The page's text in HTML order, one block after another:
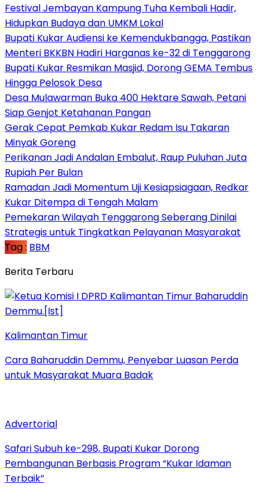
Festival Jembayan Kampung Tuha Kembali Hadir,
Hidupkan Budaya dan UMKM Lokal
Bupati Kukar Audiensi ke Kemendukbangga, Pastikan
Menteri BKKBN Hadiri Harganas ke-32 di Tenggarong
Bupati Kukar Resmikan Masjid, Dorong GEMA Tembus
Hingga Pelosok Desa
Desa Mulawarman Buka 400 Hektare Sawah, Petani
Siap Genjot Ketahanan Pangan
Gerak Cepat Pemkab Kukar Redam Isu Takaran
Minyak Goreng
Perikanan Jadi Andalan Embalut, Raup Puluhan Juta
Rupiah Per Bulan
Ramadan Jadi Momentum Uji Kesiapsiagaan, Redkar
Kukar Ditempa di Tengah Malam
Pemekaran Wilayah Tenggarong Seberang Dinilai
Strategis untuk Tingkatkan Pelayanan Masyarakat
Tag : BBM
Berita Terbaru
Kalimantan Timur
Cara Baharuddin Demmu, Penyebar Luasan Perda
untuk Masyarakat Muara Badak
Advertorial
Safari Subuh ke-298, Bupati Kukar Dorong
Pembangunan Berbasis Program “Kukar Idaman
Terbaik”